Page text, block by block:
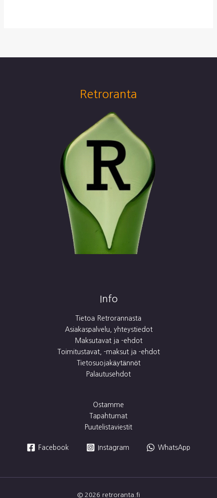
Retroranta
Info
Tietoa Retrorannasta
Asiakaspalvelu, yhteystiedot
Maksutavat ja -ehdot
Toimitustavat, -maksut ja -ehdot
Tietosuojakäytännöt
Palautusehdot
Ostamme
Tapahtumat
Puutelistaviestit
Facebook Instagram WhatsApp
© 2026 retroranta.fi